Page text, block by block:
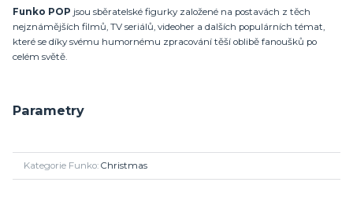
Funko POP jsou sběratelské figurky založené na postavách z těch
nejznámějších filmů, TV seriálů, videoher a dalších populárních témat,
které se díky svému humornému zpracování těší oblibě fanoušků po
celém světě.
Parametry
Kategorie Funko Christmas